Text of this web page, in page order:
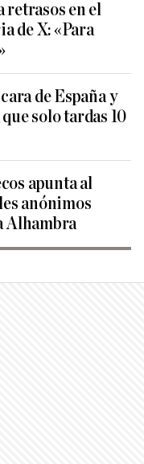
retrasos en el
de X: «Para
de España y
solo tardas 10
apunta al
anónimos
Alhambra